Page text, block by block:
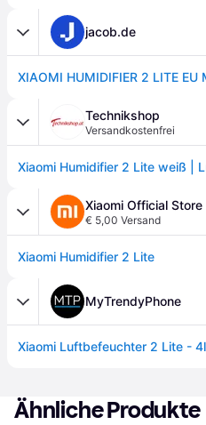
jacob.de
Technikshop
Versandkostenfrei
Xiaomi Official Store
€ 5,00 Versand
Xiaomi Humidifier 2 Lite
MyTrendyPhone
Xiaomi Luftbefeuchter 2 Lite -
Ähnliche Produkte